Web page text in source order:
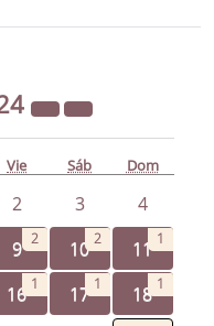
Vie Sáb Dom
2 3
4
9 2 10 2 11 1
16 1 17 1 18 1